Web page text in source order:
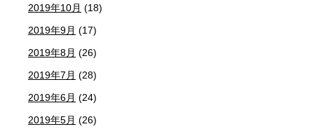
2019年10月 (18)
2019年9月 (17)
2019年8月 (26)
2019年7月 (28)
2019年6月 (24)
2019年5月 (26)